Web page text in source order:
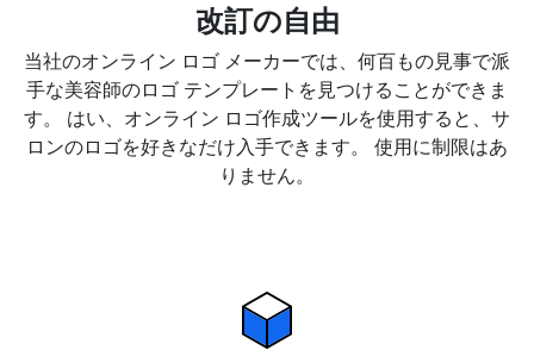
改訂の自由
当社のオンライン ロゴ メーカーでは、何百もの見事で派
手な美容師のロゴ テンプレートを見つけることができま
す。 はい、オンライン ロゴ作成ツールを使用すると、サ
ロンのロゴを好きなだけ入手できます。 使用に制限はあ
りません。